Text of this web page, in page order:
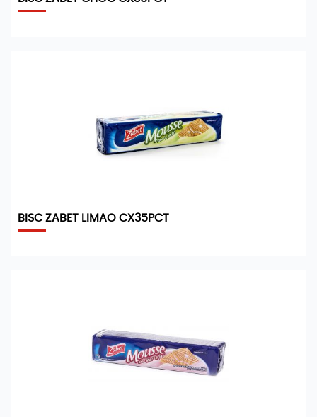
BISC ZABET LIMAO CX35PCT